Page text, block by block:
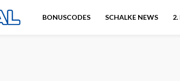
BONUSCODES SCHALKE NEWS 2.